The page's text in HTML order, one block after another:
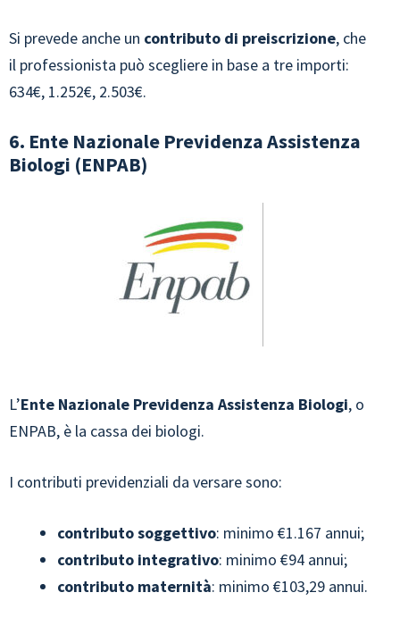
Si prevede anche un contributo di preiscrizione, che
il professionista può scegliere in base a tre importi:
634€, 1.252€, 2.503€.
6. Ente Nazionale Previdenza Assistenza
Biologi (ENPAB)
L’Ente Nazionale Previdenza Assistenza Biologi, o
ENPAB, è la cassa dei biologi.
I contributi previdenziali da versare sono:
contributo soggettivo: minimo €1.167 annui;
contributo integrativo: minimo €94 annui;
contributo maternità: minimo €103,29 annui.